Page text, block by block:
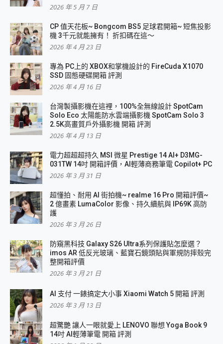
2026 年 5 月 7 日
CP 值天花板~ Bongcom BS5 足球君開箱~ 短焦投影
機 3千元就能擁有！ 折扣碼在這～
2026 年 4 月 23 日
專為 PC上的 XBOX和掌機設計的 FireCuda X1070
SSD 固態硬碟開箱 評測
2026 年 4 月 16 日
台灣製攝影機在這裡，100%全無線設計 SpotCam
Solo Eco 太陽能防水雲端攝影機 SpotCam Solo 3
2.5K高畫質戶外攝影機 開箱 評測
2026 年 4 月 13 日
電力超超超持久 MSI 微星 Prestige 14 AI+ D3MG-
031TW 14吋 開箱評價，AI輕薄商務筆電 Copilot+ PC
2026 年 3 月 31 日
超懂拍、耐用 AI 街拍機~ realme 16 Pro 開箱評價~
2 億畫素 LumaColor 影像、持久續航與 IP69K 高防
護
2026 年 3 月 26 日
防窺黑科技 Galaxy S26 Ultra系列保護貼怎麼選？
imos AR 低反光玻璃、藍寶石鏡頭貼與軍規防摔殼完
整開箱評價
2026 年 3 月 21 日
AI 支付 一錶搞定大小事 Xiaomi Watch 5 開箱 評測
2026 年 3 月 13 日
超驚艷 讓人一眼就愛上 LENOVO 聯想 Yoga Book 9
14吋 AI輕薄筆電 開箱 評測